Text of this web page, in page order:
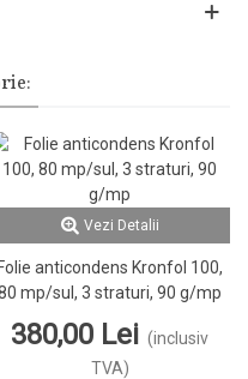
Vezi Detalii
Folie anticondens Kronfol 100,
mp/sul, 3 straturi, 90 g/mp
380,00 Lei (inclusiv
TVA)